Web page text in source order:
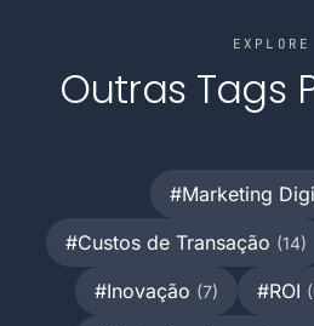
EXPLORE
Outras Tags
#Marketing
#Custos de Transação (14)
#Inovação (7) #ROI